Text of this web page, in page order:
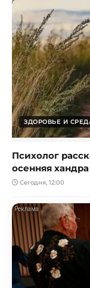
ЗДОРОВЬЕ И
Психолог
осенняя хандра
Сегодня, 12:00